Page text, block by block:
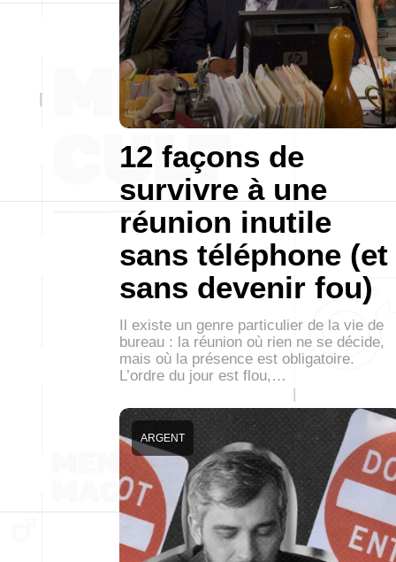
12 façons de
survivre à une
réunion inutile
sans téléphone (et
sans devenir fou)
Il existe un genre particulier de la vie de
bureau : la réunion où rien ne se décide,
mais où la présence est obligatoire.
L’ordre du jour est flou,…
ARGENT